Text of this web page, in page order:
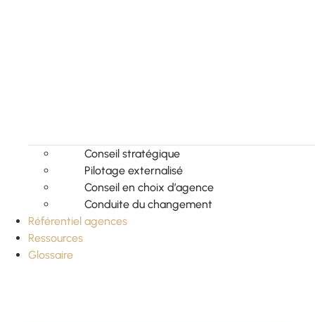
Conseil stratégique
Pilotage externalisé
Conseil en choix d’agence
Conduite du changement
Référentiel agences
Ressources
Glossaire